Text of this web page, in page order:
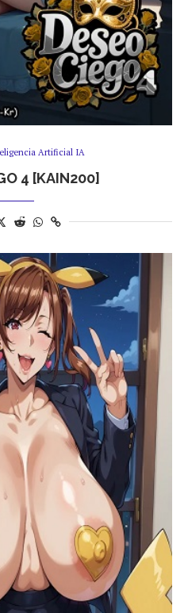
Artificial IA
4 [KAIN200]